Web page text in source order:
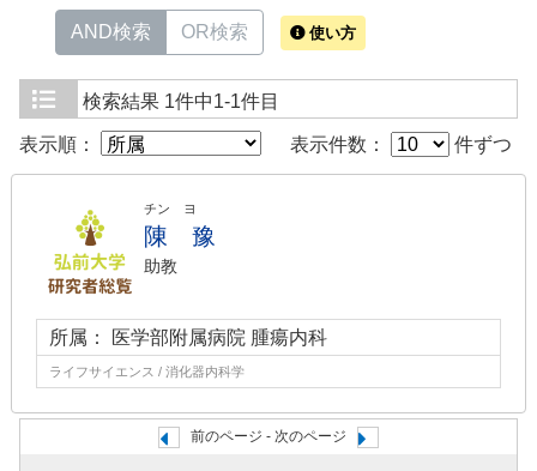
AND検索 OR検索 使い方
検索結果 1件中1-1件目
表示順： 表示件数： 件ずつ
チン ヨ
陳 豫
助教
所属： 医学部附属病院 腫瘍内科
ライフサイエンス / 消化器内科学
前のページ - 次のページ